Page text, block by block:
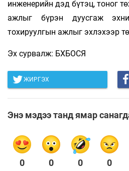
инженерийн дэд бүтэц, тоног
ажлыг бүрэн дуусгаж
тохируулгын ажлыг эхлэхээр
Эх сурвалж: БХБОСЯ
ЖИРГЭХ
Энэ мэдээ танд ямар
0 0 0 0